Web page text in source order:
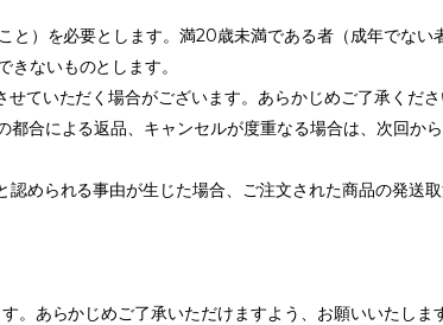
）を必要とします。満20歳未満である者（成年でない
ないものとします。
ていただく場合がございます。あらかじめご了承くださ
合による返品、キャンセルが度重なる場合は、次回か
められる事由が生じた場合、ご注文された商品の発送
あらかじめご了承いただけますよう、お願いいたしま